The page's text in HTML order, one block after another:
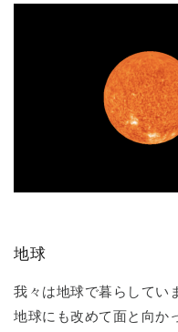
地球
我々は地球で暮らしてい
地球にも改めて面と向か